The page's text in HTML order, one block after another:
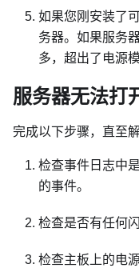
如果您刚安装了
务器。如果服务
多，超出了电源
服务器无法打
完成以下步骤，直至
检查事件日志中
的事件。
检查是否有任何
检查主板上的电源